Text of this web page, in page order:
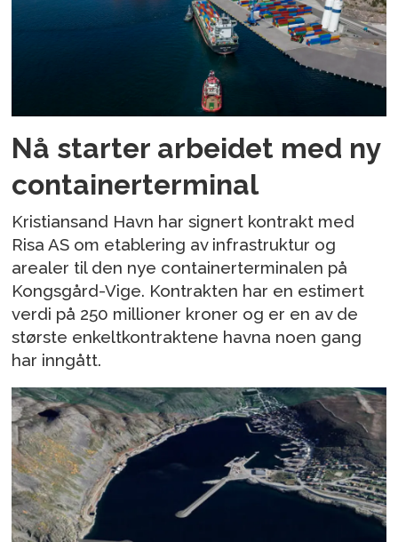
Nå starter arbeidet med ny
containerterminal
Kristiansand Havn har signert kontrakt med
Risa AS om etablering av infrastruktur og
arealer til den nye containerterminalen på
Kongsgård-Vige. Kontrakten har en estimert
verdi på 250 millioner kroner og er en av de
største enkeltkontraktene havna noen gang
har inngått.